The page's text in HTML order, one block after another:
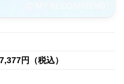
円（税込）